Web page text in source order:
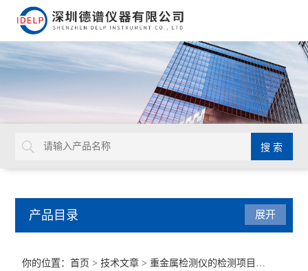
产品目录 展开
你的位置：首页 >技术文章 > 重金属检测仪的检测项目都涵盖了哪些常见的方面